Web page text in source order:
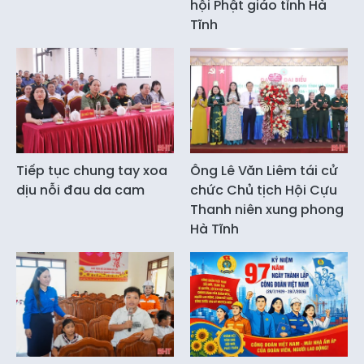
hội Phật giáo tỉnh Hà
Tĩnh
Tiếp tục chung tay xoa
dịu nỗi đau da cam
Ông Lê Văn Liêm tái cử
chức Chủ tịch Hội Cựu
Thanh niên xung phong
Hà Tĩnh